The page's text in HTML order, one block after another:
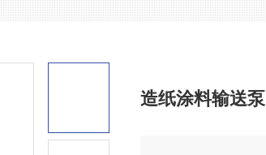
造纸涂料输送泵